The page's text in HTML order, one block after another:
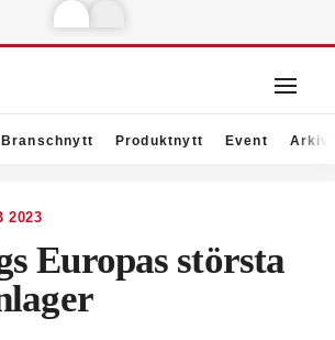
Branschnytt Produktnytt Event Arkiv
2023
Europas största